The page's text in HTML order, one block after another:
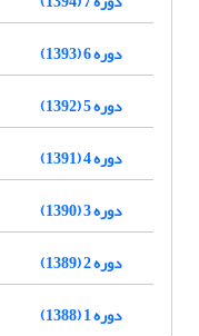
دوره 6 (1393)
دوره 5 (1392)
دوره 4 (1391)
دوره 3 (1390)
دوره 2 (1389)
دوره 1 (1388)